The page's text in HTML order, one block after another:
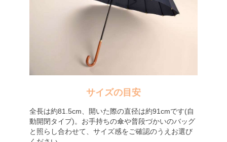
サイズの目安
全長は約81.5cm、開いた際の直径は約91cmです(自
動開閉タイプ)。お手持ちの傘や普段づかいのバッグ
と照らし合わせて、サイズ感をご確認のうえお選び